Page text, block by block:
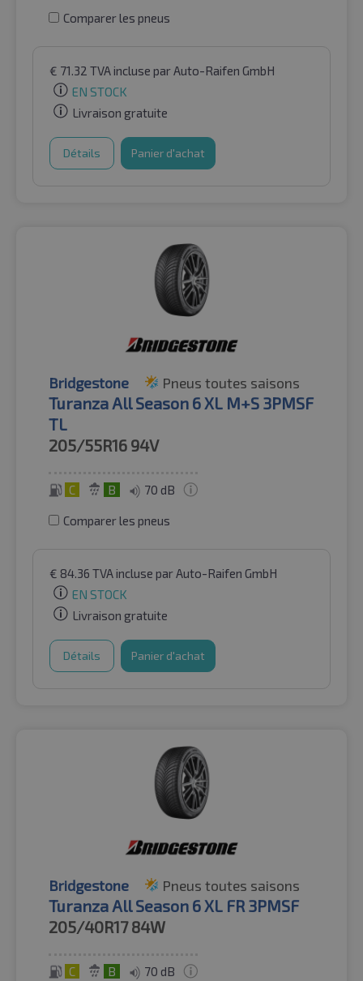
Comparer les pneus
€ 71.32 TVA incluse par Auto-Raifen GmbH
EN STOCK
Livraison gratuite
Détails Panier d'achat
Bridgestone Pneus toutes saisons
Turanza All Season 6 XL M+S 3PMSF
TL
205/55R16 94V
C B 70 dB
Comparer les pneus
€ 84.36 TVA incluse par Auto-Raifen GmbH
EN STOCK
Livraison gratuite
Détails Panier d'achat
Bridgestone Pneus toutes saisons
Turanza All Season 6 XL FR 3PMSF
205/40R17 84W
C B 70 dB